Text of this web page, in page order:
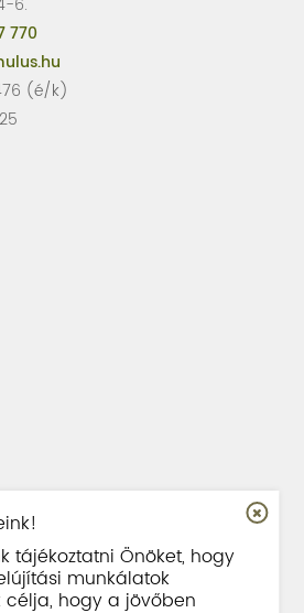
6.
770
(é/k)
SZABÁLYZAT
tájékoztatni Önöket, hogy
munkálatok
célja, hogy a jövőben